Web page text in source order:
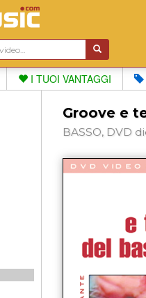
I TUOI VANTAGGI
Groove e
BASSO, DVD